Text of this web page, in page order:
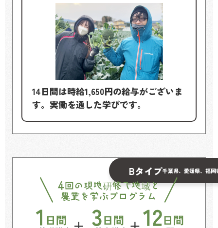
14日間は時給1,650円の給与がございま
す。実働を通した学びです。
Bタイプ千葉県、愛媛県、福岡